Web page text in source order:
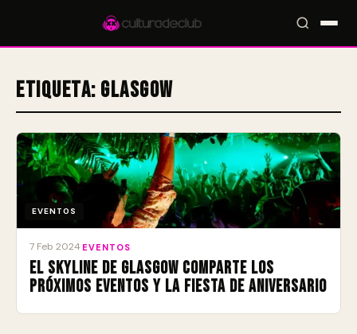
Accesos rápidos:🎪 Eventos🎤 Artistas📍 Locales📰 Magazine
Etiqueta: Glasgow
EVENTOS
7 Feb 2024 EVENTOS
El Skyline de Glasgow comparte los
próximos eventos y la fiesta de aniversario